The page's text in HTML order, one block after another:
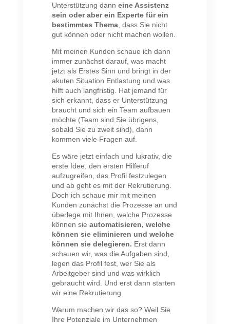
Unterstützung dann eine Assistenz
sein oder aber ein Experte für ein
bestimmtes Thema, dass Sie nicht
gut können oder nicht machen wollen.
Mit meinen Kunden schaue ich dann
immer zunächst darauf, was macht
jetzt als Erstes Sinn und bringt in der
akuten Situation Entlastung und was
hilft auch langfristig. Hat jemand für
sich erkannt, dass er Unterstützung
braucht und sich ein Team aufbauen
möchte (Team sind Sie übrigens,
sobald Sie zu zweit sind), dann
kommen viele Fragen auf.
Es wäre jetzt einfach und lukrativ, die
erste Idee, den ersten Hilferuf
aufzugreifen, das Profil festzulegen
und ab geht es mit der Rekrutierung.
Doch ich schaue mir mit meinen
Kunden zunächst die Prozesse an und
überlege mit Ihnen, welche Prozesse
können sie automatisieren, welche
können sie eliminieren und welche
können sie delegieren. Erst dann
schauen wir, was die Aufgaben sind,
legen das Profil fest, wer Sie als
Arbeitgeber sind und was wirklich
gebraucht wird. Und erst dann starten
wir eine Rekrutierung.
Warum machen wir das so? Weil Sie
Ihre Potenziale im Unternehmen